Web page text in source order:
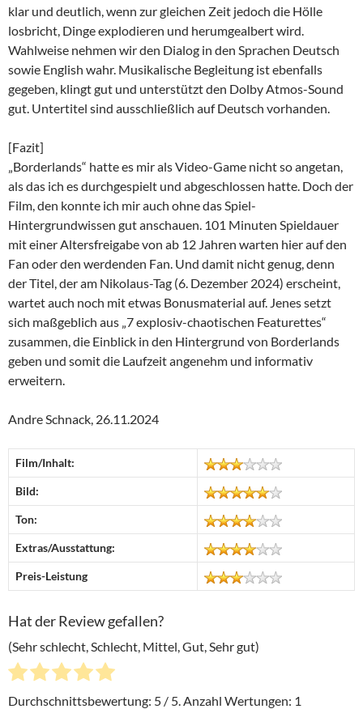
klar und deutlich, wenn zur gleichen Zeit jedoch die Hölle
losbricht, Dinge explodieren und herumgealbert wird.
Wahlweise nehmen wir den Dialog in den Sprachen Deutsch
sowie English wahr. Musikalische Begleitung ist ebenfalls
gegeben, klingt gut und unterstützt den Dolby Atmos-Sound
gut. Untertitel sind ausschließlich auf Deutsch vorhanden.
[Fazit]
„Borderlands“ hatte es mir als Video-Game nicht so angetan,
als das ich es durchgespielt und abgeschlossen hatte. Doch der
Film, den konnte ich mir auch ohne das Spiel-
Hintergrundwissen gut anschauen. 101 Minuten Spieldauer
mit einer Altersfreigabe von ab 12 Jahren warten hier auf den
Fan oder den werdenden Fan. Und damit nicht genug, denn
der Titel, der am Nikolaus-Tag (6. Dezember 2024) erscheint,
wartet auch noch mit etwas Bonusmaterial auf. Jenes setzt
sich maßgeblich aus „7 explosiv-chaotischen Featurettes“
zusammen, die Einblick in den Hintergrund von Borderlands
geben und somit die Laufzeit angenehm und informativ
erweitern.
Andre Schnack, 26.11.2024
Film/Inhalt:
Bild:
Ton:
Extras/Ausstattung:
Preis-Leistung
Hat der Review gefallen?
(Sehr schlecht, Schlecht, Mittel, Gut, Sehr gut)
Durchschnittsbewertung: 5 / 5. Anzahl Wertungen: 1